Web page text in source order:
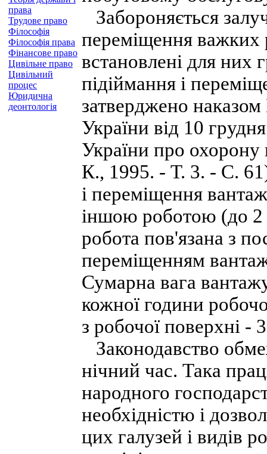
права
Трудове право
Філософія
Філософія права
Фінансове право
Цивільне право
Цивільний
процес
Юридична
деонтологія
Забороняється
переміщення важких
встановлені для них
підіймання і
затверджено
України від 10
України про охорону
К., 1995. - Т. 3. - С.
і переміщення
іншою роботою (до 2
робота пов'язана з
переміщенням
Сумарна вага
кожної години
з робочої поверхні -
Законодавство
нічний час. Така
народного
необхідністю і
цих галузей і видів